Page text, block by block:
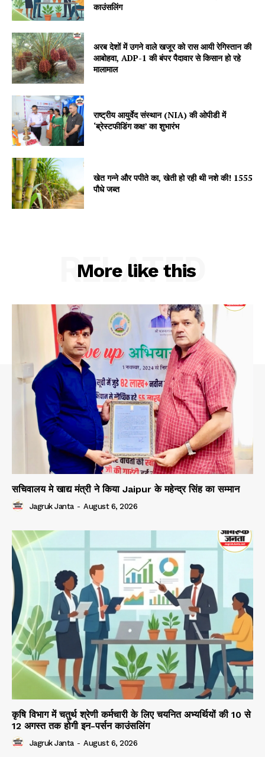
Jagruk Janta
Vishwasniya Hindi Akhbaar
SUBSCRIBE NOW
Subscription Plans
My account
काउंसलिंग
अरब देशों में उगने वाले खजूर को रास आयी रेगिस्तान की
आबोहवा, ADP-1 की बंपर पैदावार से किसान हो रहे
मालामाल
राष्ट्रीय आयुर्वेद संस्थान (NIA) की ओपीडी में
‘ब्रेस्टफीडिंग कक्ष’ का शुभारंभ
खेत गन्ने और पपीते का, खेती हो रही थी नशे की! 1555
पौधे जब्त
More like this
RELATED
सचिवालय मे खाद्य मंत्री ने किया Jaipur के महेन्द्र सिंह का सम्मान
Jagruk Janta - August 6, 2026
कृषि विभाग में चतुर्थ श्रेणी कर्मचारी के लिए चयनित अभ्यर्थियों की 10 से
12 अगस्त तक होगी इन-पर्सन काउंसलिंग
Jagruk Janta - August 6, 2026